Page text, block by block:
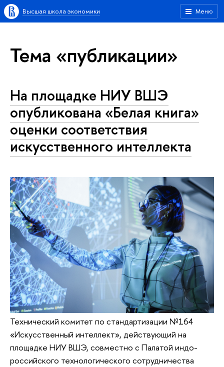
Меню
Высшая школа экономики
Тема «публикации»
На площадке НИУ ВШЭ
опубликована «Белая книга»
оценки соответствия
искусственного интеллекта
Технический комитет по стандартизации №164
«Искусственный интеллект», действующий на
площадке НИУ ВШЭ, совместно с Палатой индо-
российского технологического сотрудничества